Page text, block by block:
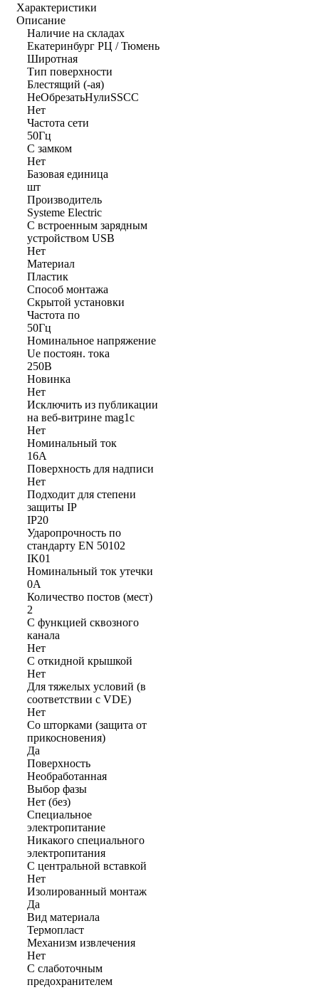
Характеристики
Описание
Наличие на складах
Екатеринбург РЦ / Тюмень
Широтная
Тип поверхности
Блестящий (-ая)
НеОбрезатьНулиSSCC
Нет
Частота сети
50Гц
С замком
Нет
Базовая единица
шт
Производитель
Systeme Electric
С встроенным зарядным
устройством USB
Нет
Материал
Пластик
Способ монтажа
Скрытой установки
Частота по
50Гц
Номинальное напряжение
Ue постоян. тока
250В
Новинка
Нет
Исключить из публикации
на веб-витрине mag1c
Нет
Номинальный ток
16А
Поверхность для надписи
Нет
Подходит для степени
защиты IP
IP20
Ударопрочность по
стандарту EN 50102
IK01
Номинальный ток утечки
0А
Количество постов (мест)
2
С функцией сквозного
канала
Нет
С откидной крышкой
Нет
Для тяжелых условий (в
соответствии с VDE)
Нет
Со шторками (защита от
прикосновения)
Да
Поверхность
Необработанная
Выбор фазы
Нет (без)
Cпециальное
электропитание
Никакого специального
электропитания
С центральной вставкой
Нет
Изолированный монтаж
Да
Вид материала
Термопласт
Механизм извлечения
Нет
С слаботочным
предохранителем